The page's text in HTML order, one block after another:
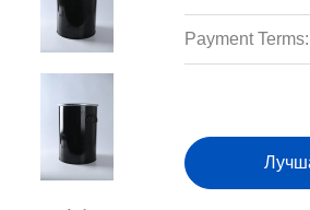
Payment Terms: